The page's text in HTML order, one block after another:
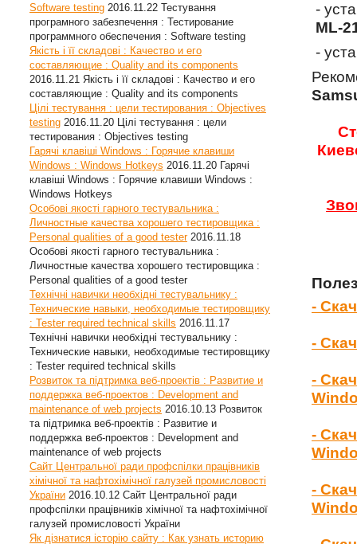
Software testing 2016.11.22 Тестування
програмного забезпечення : Тестирование
программного обеспечения : Software testing
Якість і її складові : Качество и его
составляющие : Quality and its components
2016.11.21 Якість і її складові : Качество и его
составляющие : Quality and its components
Цілі тестування : цели тестирования : Objectives
testing 2016.11.20 Цілі тестування : цели
тестирования : Objectives testing
Гарячі клавіші Windows : Горячие клавиши
Windows : Windows Hotkeys 2016.11.20 Гарячі
клавіші Windows : Горячие клавиши Windows :
Windows Hotkeys
Особові якості гарного тестувальника :
Личностные качества хорошего тестировщика :
Personal qualities of a good tester 2016.11.18
Особові якості гарного тестувальника :
Личностные качества хорошего тестировщика :
Personal qualities of a good tester
Технічні навички необхідні тестувальнику :
Технические навыки, необходимые тестировщику
: Tester required technical skills 2016.11.17
Технічні навички необхідні тестувальнику :
Технические навыки, необходимые тестировщику
: Tester required technical skills
Розвиток та підтримка веб-проектів : Развитие и
поддержка веб-проектов : Development and
maintenance of web projects 2016.10.13 Розвиток
та підтримка веб-проектів : Развитие и
поддержка веб-проектов : Development and
maintenance of web projects
Сайт Центральної ради профспілки працівників
хімічної та нафтохімічної галузей промисловості
України 2016.10.12 Сайт Центральної ради
профспілки працівників хімічної та нафтохімічної
галузей промисловості України
Як дізнатися історію сайту : Как узнать историю
-
ML-
-
-
-
-
-
-